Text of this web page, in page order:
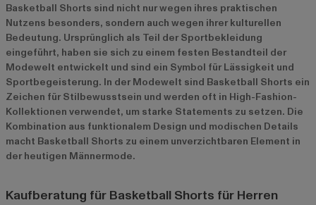
Basketball Shorts sind nicht nur wegen ihres praktischen
Nutzens besonders, sondern auch wegen ihrer kulturellen
Bedeutung. Ursprünglich als Teil der Sportbekleidung
eingeführt, haben sie sich zu einem festen Bestandteil der
Modewelt entwickelt und sind ein Symbol für Lässigkeit und
Sportbegeisterung. In der Modewelt sind Basketball Shorts ein
Zeichen für Stilbewusstsein und werden oft in High-Fashion-
Kollektionen verwendet, um starke Statements zu setzen. Die
Kombination aus funktionalem Design und modischen Details
macht Basketball Shorts zu einem unverzichtbaren Element in
der heutigen Männermode.
Kaufberatung für Basketball Shorts für Herren